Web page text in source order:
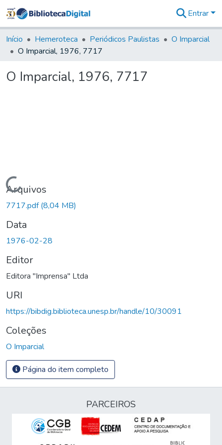
&
Coleções
Tudo na
Digital
Entrar
Início Hemeroteca Periódicos Paulistas
O Imparcial
O Imparcial, 1976, 7717
O Imparcial, 1976, 7717
Carregando...
Arquivos
7717.pdf(8,04 MB)
Data
1976-02-28
Editor
Editora "Imprensa" Ltda
URI
https://bibdig.biblioteca.unesp.br/handle/10/30091
Coleções
O Imparcial
Página do item completo
PARCEIROS